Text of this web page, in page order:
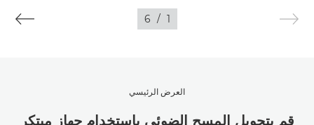
1
/
6
العرض الرئيسي
قم بتحويل المسح الضوئي باستخدام جهاز مبتكر